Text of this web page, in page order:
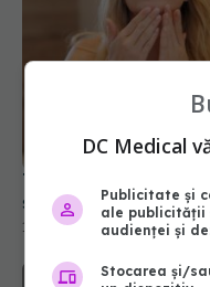
Ten matur vs ten
și ce formule de
14 aug 2025, 18:29
DC Medical
Publicitate și
ale publicității
audienței și
Stocarea și/